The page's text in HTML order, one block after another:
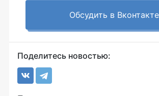
Обсудить в Вконтакте
Поделитесь новостью: